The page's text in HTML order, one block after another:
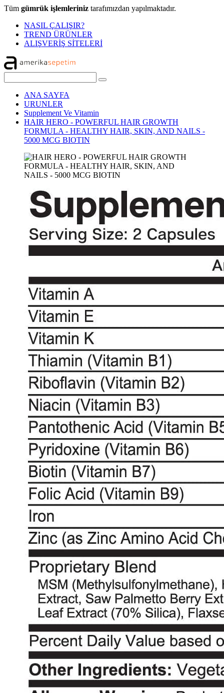
Tüm gümrük işlemleriniz tarafımızdan yapılmaktadır.
NASIL ÇALIŞIR?
TREND ÜRÜNLER
ALIŞVERİŞ SİTELERİ
ANA SAYFA
URUNLER
Supplement Ve Vitamin
HAIR HERO - POWERFUL HAIR GROWTH
FORMULA - HEALTHY HAIR, SKIN, AND NAILS -
5000 MCG BIOTIN